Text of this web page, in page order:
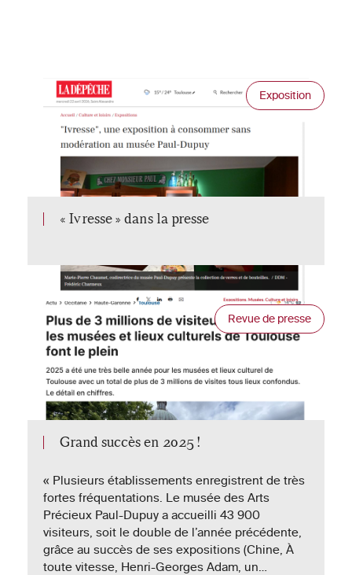
Exposition
« Ivresse » dans la presse
Revue de presse
Grand succès en 2025 !
« Plusieurs établissements enregistrent de très
fortes fréquentations. Le musée des Arts
Précieux Paul-Dupuy a accueilli 43 900
visiteurs, soit le double de l’année précédente,
grâce au succès de ses expositions (Chine, À
toute vitesse, Henri-Georges Adam, un…